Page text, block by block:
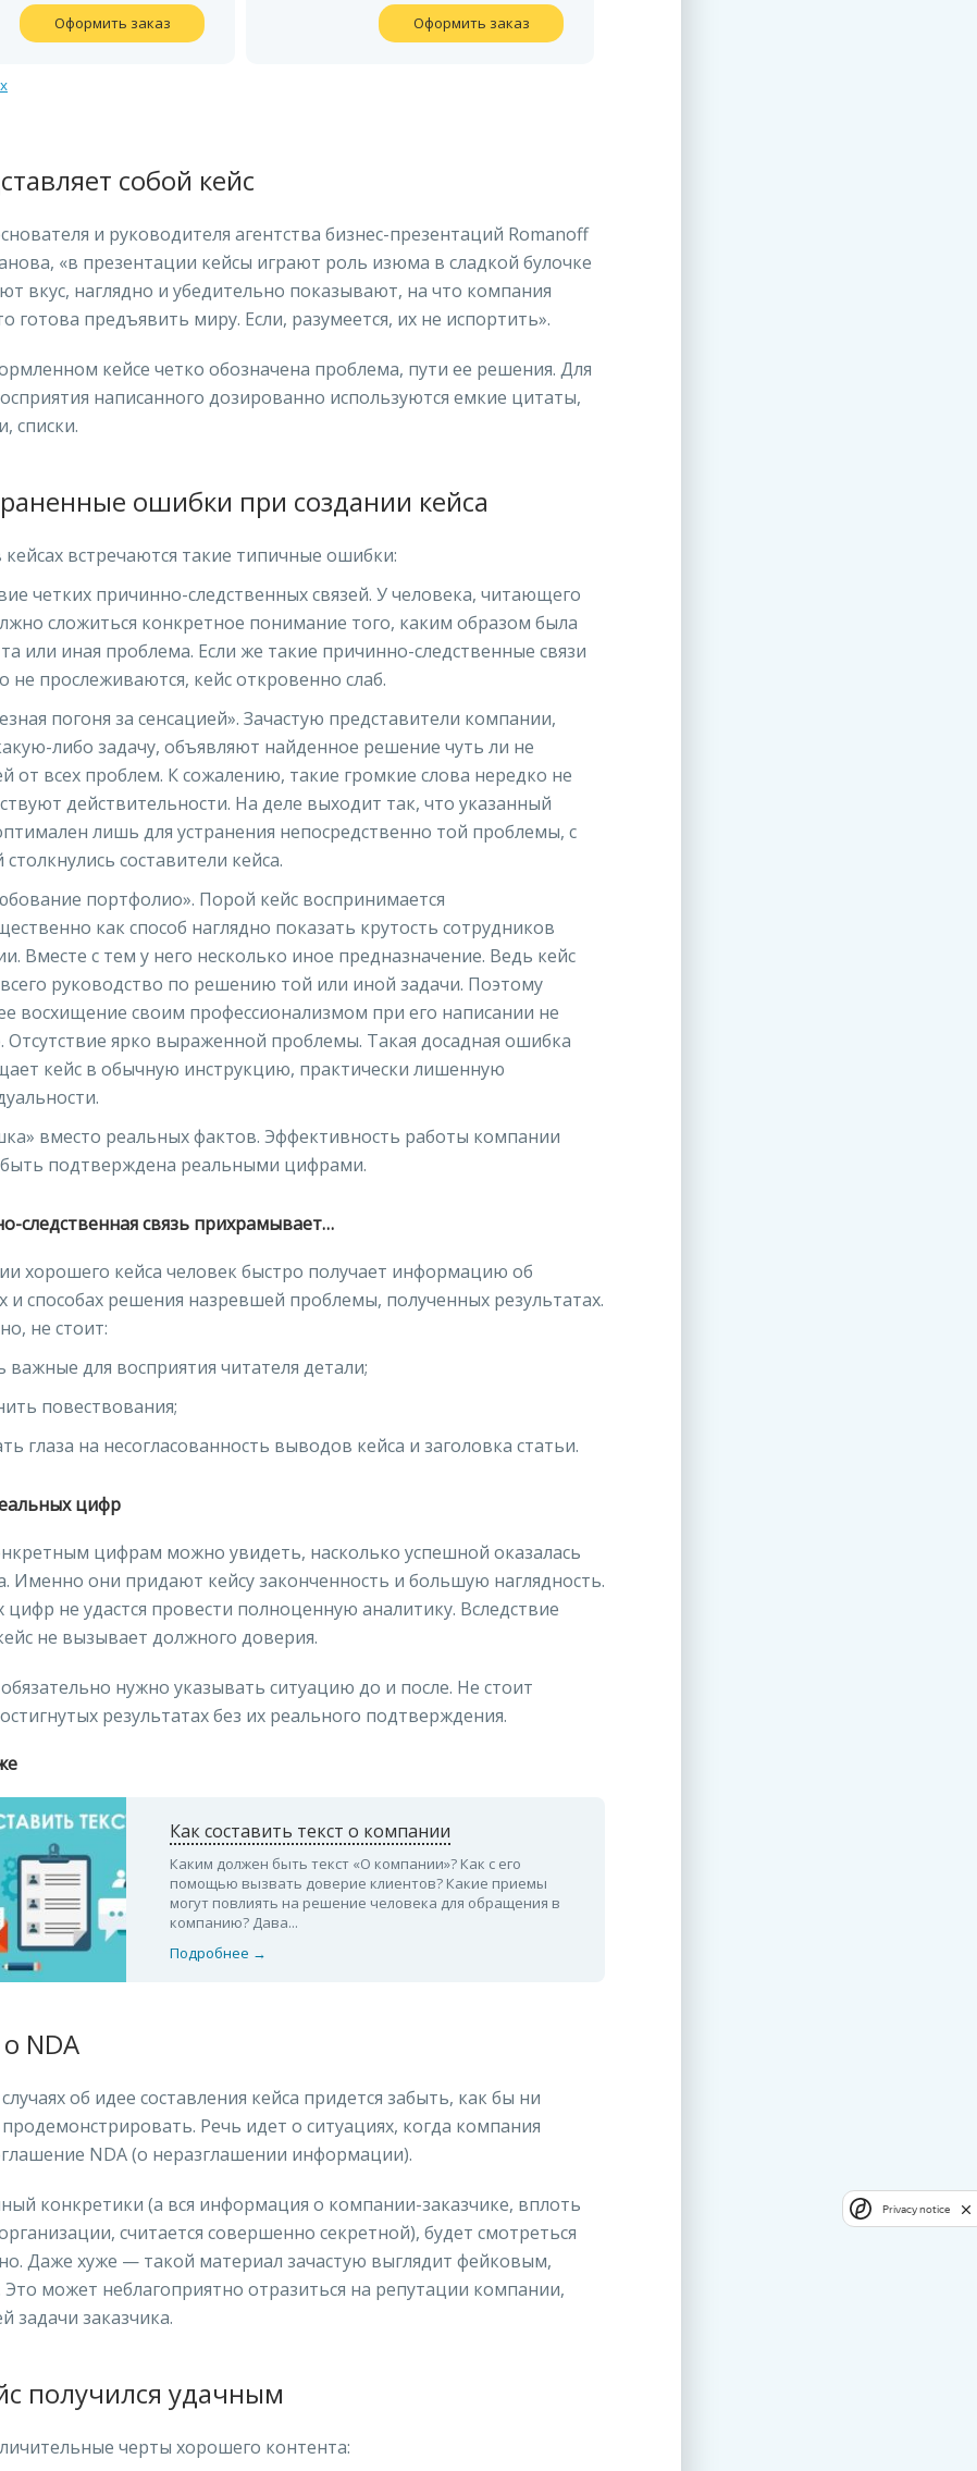
Оформить заказ
Оформить заказ
собой кейс
и руководителя агентства бизнес-презентаций Romanoff
«в презентации кейсы играют роль изюма в сладкой булочке
вкус, наглядно и убедительно показывают, на что компания
готова предъявить миру. Если, разумеется, их не испортить».
кейсе четко обозначена проблема, пути ее решения. Для
написанного дозированно используются емкие цитаты,
списки.
ошибки при создании кейса
встречаются такие типичные ошибки:
четких причинно-следственных связей. У человека, читающего
сложиться конкретное понимание того, каким образом была
или иная проблема. Если же такие причинно-следственные связи
не прослеживаются, кейс откровенно слаб.
погоня за сенсацией». Зачастую представители компании,
либо задачу, объявляют найденное решение чуть ли не
от всех проблем. К сожалению, такие громкие слова нередко не
действительности. На деле выходит так, что указанный
лишь для устранения непосредственно той проблемы, с
составители кейса.
портфолио». Порой кейс воспринимается
как способ наглядно показать крутость сотрудников
Вместе с тем у него несколько иное предназначение. Ведь кейс
руководство по решению той или иной задачи. Поэтому
восхищение своим профессионализмом при его написании не
Отсутствие ярко выраженной проблемы. Такая досадная ошибка
кейс в обычную инструкцию, практически лишенную
вместо реальных фактов. Эффективность работы компании
подтверждена реальными цифрами.
следственная связь прихрамывает…
хорошего кейса человек быстро получает информацию об
и способах решения назревшей проблемы, полученных результатах.
не стоит:
важные для восприятия читателя детали;
повествования;
глаза на несогласованность выводов кейса и заголовка статьи.
цифр
цифрам можно увидеть, насколько успешной оказалась
Именно они придают кейсу законченность и большую наглядность.
цифр не удастся провести полноценную аналитику. Вследствие
не вызывает должного доверия.
нужно указывать ситуацию до и после. Не стоит
результатах без их реального подтверждения.
Как составить текст о компании
Каким должен быть текст «О компании»? Как с его
помощью вызвать доверие клиентов? Какие приемы
могут повлиять на решение человека для обращения в
компанию? Дава...
Подробнее →
NDA
об идее составления кейса придется забыть, как бы ни
продемонстрировать. Речь идет о ситуациях, когда компания
NDA (о неразглашении информации).
конкретики (а вся информация о компании-заказчике, вплоть
считается совершенно секретной), будет смотреться
Даже хуже — такой материал зачастую выглядит фейковым,
может неблагоприятно отразиться на репутации компании,
задачи заказчика.
получился удачным
черты хорошего контента:
Privacy notice